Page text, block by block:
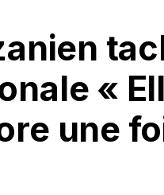
«
une